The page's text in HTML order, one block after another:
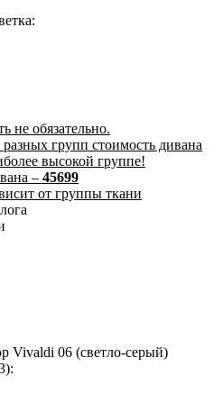
не обязательно.
групп стоимость дивана
высокой группе!
– 45699
от группы ткани
Vivaldi 06 (светло-серый)